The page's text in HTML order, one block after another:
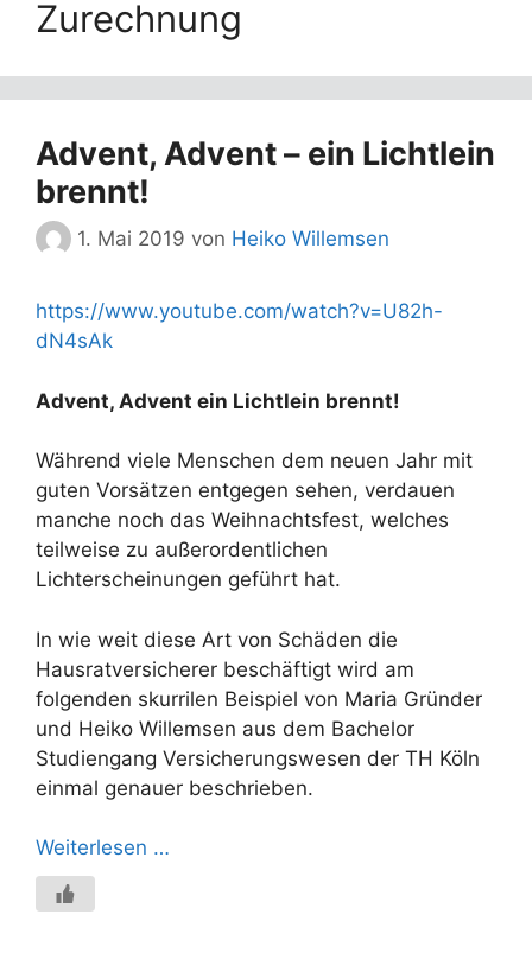
Zurechnung
Advent, Advent – ein Lichtlein
brennt!
1. Mai 2019 von Heiko Willemsen
https://www.youtube.com/watch?v=U82h-
dN4sAk
Advent, Advent ein Lichtlein brennt!
Während viele Menschen dem neuen Jahr mit
guten Vorsätzen entgegen sehen, verdauen
manche noch das Weihnachtsfest, welches
teilweise zu außerordentlichen
Lichterscheinungen geführt hat.
In wie weit diese Art von Schäden die
Hausratversicherer beschäftigt wird am
folgenden skurrilen Beispiel von Maria Gründer
und Heiko Willemsen aus dem Bachelor
Studiengang Versicherungswesen der TH Köln
einmal genauer beschrieben.
Weiterlesen …